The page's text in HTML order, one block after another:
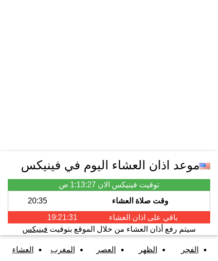
موعد اذان العشاء اليوم في فينيكس
توقيت فينيكس الان 1:13:27 ص
وقت صلاة العشاء
20:35
باقي على اذان العشاء
19:21:31
سيتم رفع أذان العشاء من خلال الموقع بتوقيت فينيكس
الفجر الظهر العصر المغرب العشاء